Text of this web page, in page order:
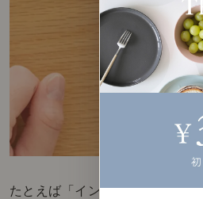
たとえば「インテリア」などの